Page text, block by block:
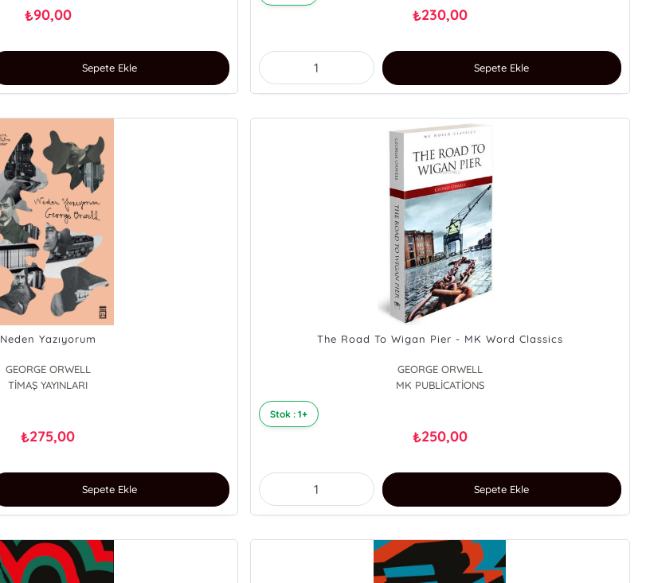
₺90,00
Sepete Ekle
₺230,00
Sepete Ekle
Neden Yazıyorum
GEORGE ORWELL
TİMAŞ YAYINLARI
₺275,00
Sepete Ekle
The Road To Wigan Pier - MK Word Classics
GEORGE ORWELL
MK PUBLİCATİONS
Stok : 1+
₺250,00
Sepete Ekle